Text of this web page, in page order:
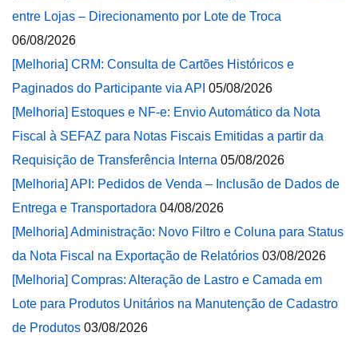
entre Lojas – Direcionamento por Lote de Troca
06/08/2026
[Melhoria] CRM: Consulta de Cartões Históricos e
Paginados do Participante via API 05/08/2026
[Melhoria] Estoques e NF-e: Envio Automático da Nota
Fiscal à SEFAZ para Notas Fiscais Emitidas a partir da
Requisição de Transferência Interna 05/08/2026
[Melhoria] API: Pedidos de Venda – Inclusão de Dados de
Entrega e Transportadora 04/08/2026
[Melhoria] Administração: Novo Filtro e Coluna para Status
da Nota Fiscal na Exportação de Relatórios 03/08/2026
[Melhoria] Compras: Alteração de Lastro e Camada em
Lote para Produtos Unitários na Manutenção de Cadastro
de Produtos 03/08/2026